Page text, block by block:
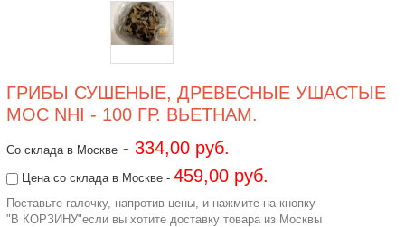
ГРИБЫ СУШЕНЫЕ, ДРЕВЕСНЫЕ УШАСТЫЕ
MOC NHI - 100 ГР. ВЬЕТНАМ.
Со склада в Москве- 334,00 руб.
Цена со склада в Москве - 459,00 руб.
Поставьте галочку, напротив цены, и нажмите на кнопку
"В КОРЗИНУ"если вы хотите доставку товара из Москвы